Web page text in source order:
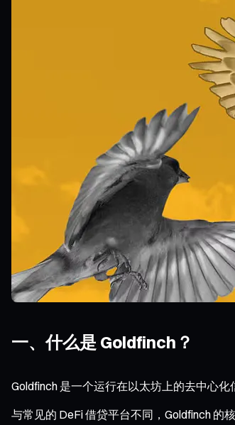
一、什么是 Goldfinch？
Goldfinch 是一个运行在以太坊上的去中心
与常见的 DeFi 借贷平台不同，Goldfinch 的